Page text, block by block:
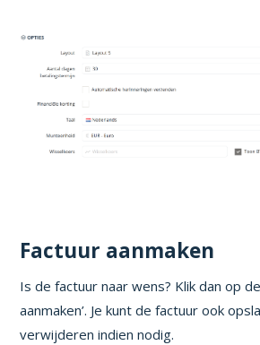
Factuur aanmaken
Is de factuur naar wens? Klik dan op
aanmaken’. Je kunt de factuur ook
verwijderen indien nodig.